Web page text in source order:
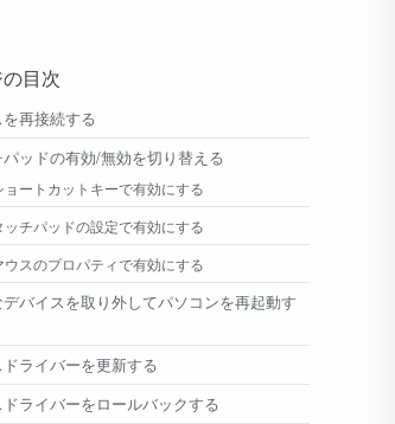
目次
再接続する
ッドの有効/無効を切り替える
ョートカットキーで有効にする
ッチパッドの設定で有効にする
ウスのプロパティで有効にする
バイスを取り外してパソコンを再起動す
ライバーを更新する
ライバーをロールバックする